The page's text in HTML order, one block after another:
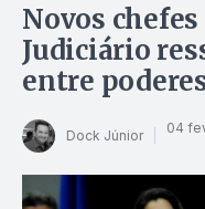
Novos
Judiciário
entre
Dock Júnior 04